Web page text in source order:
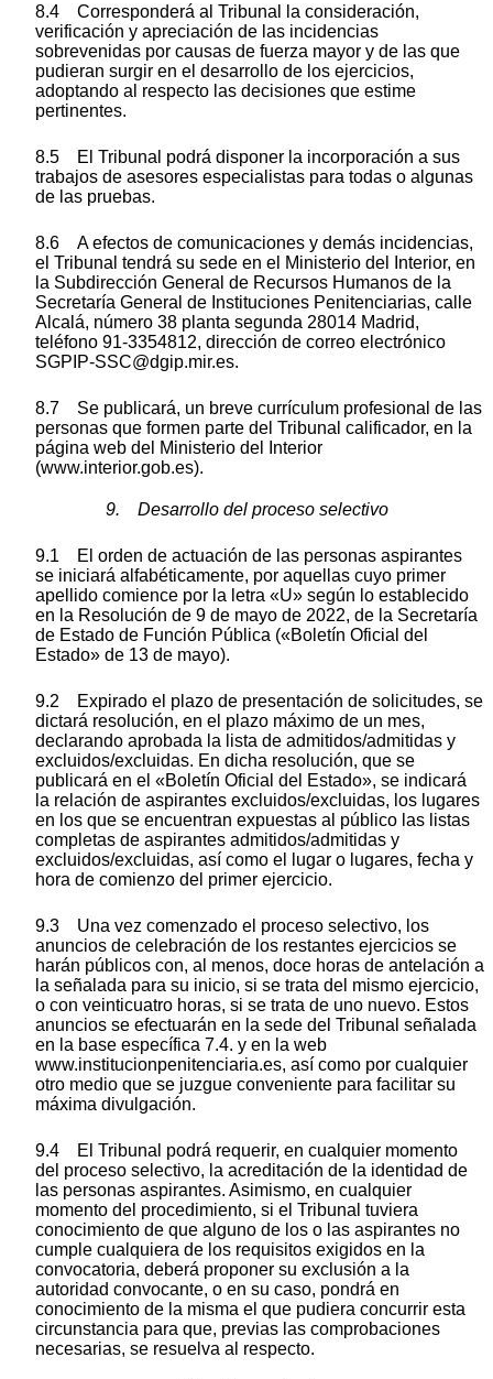
8.4 Corresponderá al Tribunal la consideración,
verificación y apreciación de las incidencias
sobrevenidas por causas de fuerza mayor y de las que
pudieran surgir en el desarrollo de los ejercicios,
adoptando al respecto las decisiones que estime
pertinentes.
8.5 El Tribunal podrá disponer la incorporación a sus
trabajos de asesores especialistas para todas o algunas
de las pruebas.
8.6 A efectos de comunicaciones y demás incidencias,
el Tribunal tendrá su sede en el Ministerio del Interior, en
la Subdirección General de Recursos Humanos de la
Secretaría General de Instituciones Penitenciarias, calle
Alcalá, número 38 planta segunda 28014 Madrid,
teléfono 91-3354812, dirección de correo electrónico
SGPIP-SSC@dgip.mir.es.
8.7 Se publicará, un breve currículum profesional de las
personas que formen parte del Tribunal calificador, en la
página web del Ministerio del Interior
(www.interior.gob.es).
9. Desarrollo del proceso selectivo
9.1 El orden de actuación de las personas aspirantes
se iniciará alfabéticamente, por aquellas cuyo primer
apellido comience por la letra «U» según lo establecido
en la Resolución de 9 de mayo de 2022, de la Secretaría
de Estado de Función Pública («Boletín Oficial del
Estado» de 13 de mayo).
9.2 Expirado el plazo de presentación de solicitudes, se
dictará resolución, en el plazo máximo de un mes,
declarando aprobada la lista de admitidos/admitidas y
excluidos/excluidas. En dicha resolución, que se
publicará en el «Boletín Oficial del Estado», se indicará
la relación de aspirantes excluidos/excluidas, los lugares
en los que se encuentran expuestas al público las listas
completas de aspirantes admitidos/admitidas y
excluidos/excluidas, así como el lugar o lugares, fecha y
hora de comienzo del primer ejercicio.
9.3 Una vez comenzado el proceso selectivo, los
anuncios de celebración de los restantes ejercicios se
harán públicos con, al menos, doce horas de antelación a
la señalada para su inicio, si se trata del mismo ejercicio,
o con veinticuatro horas, si se trata de uno nuevo. Estos
anuncios se efectuarán en la sede del Tribunal señalada
en la base específica 7.4. y en la web
www.institucionpenitenciaria.es, así como por cualquier
otro medio que se juzgue conveniente para facilitar su
máxima divulgación.
9.4 El Tribunal podrá requerir, en cualquier momento
del proceso selectivo, la acreditación de la identidad de
las personas aspirantes. Asimismo, en cualquier
momento del procedimiento, si el Tribunal tuviera
conocimiento de que alguno de los o las aspirantes no
cumple cualquiera de los requisitos exigidos en la
convocatoria, deberá proponer su exclusión a la
autoridad convocante, o en su caso, pondrá en
conocimiento de la misma el que pudiera concurrir esta
circunstancia para que, previas las comprobaciones
necesarias, se resuelva al respecto.